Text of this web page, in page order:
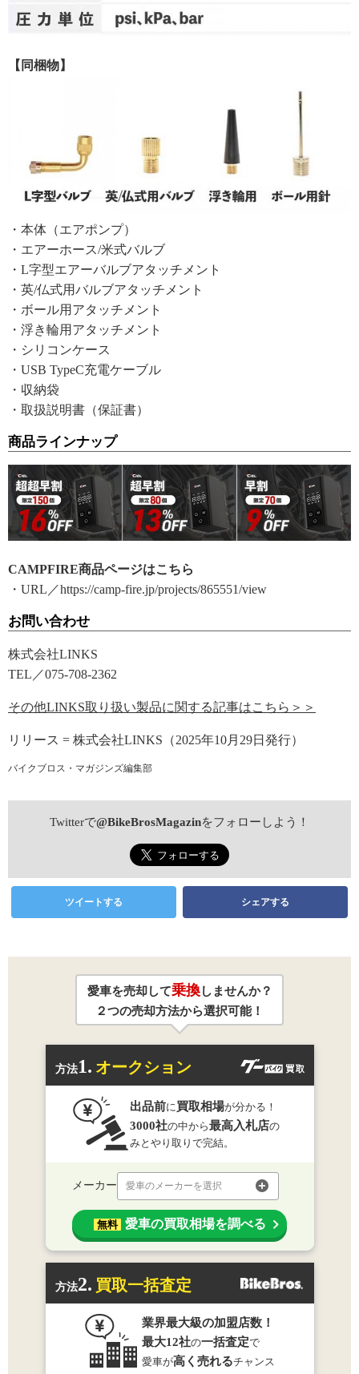
【同梱物】
・本体（エアポンプ）
・エアーホース/米式バルブ
・L字型エアーバルブアタッチメント
・英/仏式用バルブアタッチメント
・ボール用アタッチメント
・浮き輪用アタッチメント
・シリコンケース
・USB TypeC充電ケーブル
・収納袋
・取扱説明書（保証書）
商品ラインナップ
CAMPFIRE商品ページはこちら
・URL／https://camp-fire.jp/projects/865551/view
お問い合わせ
株式会社LINKS
TEL／075-708-2362
その他LINKS取り扱い製品に関する記事はこちら＞＞
リリース = 株式会社LINKS（2025年10月29日発行）
バイクブロス・マガジンズ編集部
Twitterで@BikeBrosMagazinをフォローしよう！
ツイートする シェアする
愛車を売却して乗換しませんか？
２つの売却方法から選択可能！
方法1. オークション
出品前に 買取相場が分かる！
3000社の中から最高入札店の
みとやり取りで完結。
メーカー 愛車のメーカーを選択
無料 愛車の買取相場を調べる
方法2. 買取一括査定
業界最大級の加盟店数！
最大12社の一括査定で
愛車が高く売れるチャンス